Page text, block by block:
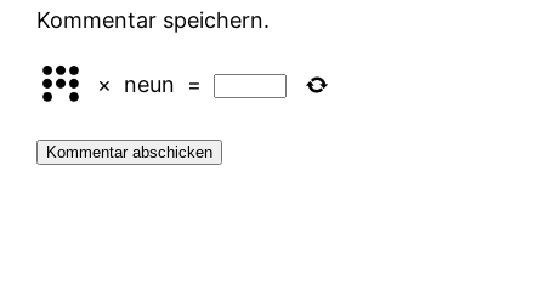
Kommentar speichern.
× neun =